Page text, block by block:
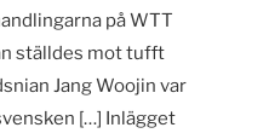
på WTT
ställdes mot tufft
Jang Woojin var
[…] Inlägget